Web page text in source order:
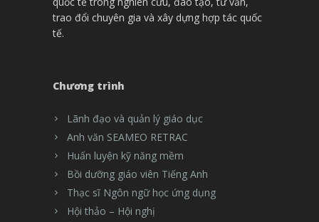
trao đổi chuyên gia và xây dựng hợp tác quốc
tế.
Chương trình
Lãnh đạo và quản lý giáo dục
Anh văn SEAMEO RETRAC
Huấn luyện kỹ năng mềm
Bồi dưỡng giáo viên Tiếng Anh
Thạc sĩ Ngôn ngữ học ứng dụng
Hội thảo – Hội nghị